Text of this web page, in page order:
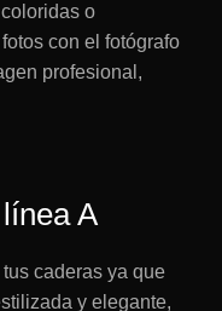
o
con el fotógrafo
profesional,
A
caderas ya que
y elegante,